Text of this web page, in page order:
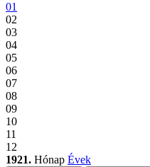
01
02
03
04
05
06
07
08
09
10
11
12
1921. Hónap Évek